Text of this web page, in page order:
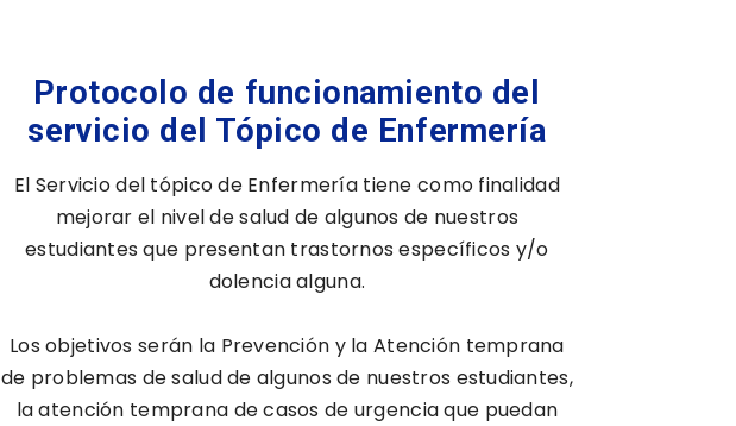
Protocolo de funcionamiento del
servicio del Tópico de Enfermería
El Servicio del tópico de Enfermería tiene como finalidad
mejorar el nivel de salud de algunos de nuestros
estudiantes que presentan trastornos específicos y/o
dolencia alguna.
Los objetivos serán la Prevención y la Atención temprana
de problemas de salud de algunos de nuestros estudiantes,
la atención temprana de casos de urgencia que puedan